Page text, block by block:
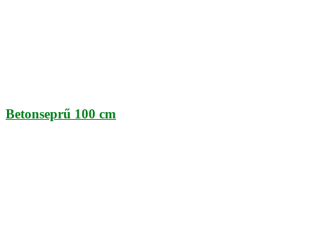
Betonseprű 100 cm